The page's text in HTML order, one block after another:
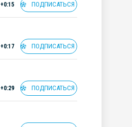
+0:15 ПОДПИСАТЬСЯ
+0:17 ПОДПИСАТЬСЯ
+0:29 ПОДПИСАТЬСЯ